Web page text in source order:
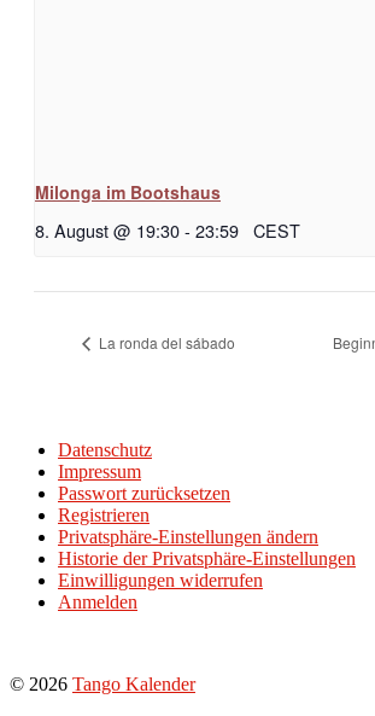
Milonga im Bootshaus
8. August @ 19:30- 23:59 CEST
La ronda del sábado
Datenschutz
Impressum
Passwort zurücksetzen
Registrieren
Privatsphäre-Einstellungen ändern
Historie der Privatsphäre-Einstellungen
Einwilligungen widerrufen
Anmelden
© 2026 Tango Kalender